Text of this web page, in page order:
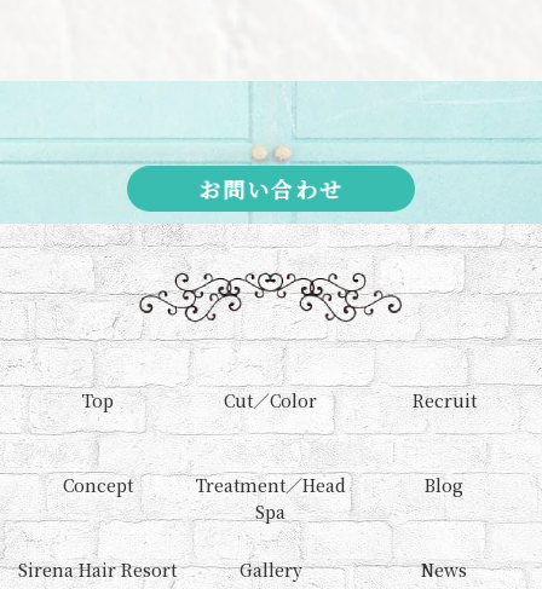
お問い合わせ
Top
Concept
Sirena Hair Resort
Cut／Color
Treatment／Head
Spa
Gallery
Recruit
Blog
News